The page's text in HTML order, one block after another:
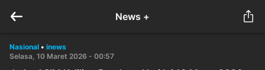
News +
Nasional • inews
Selasa, 10 Maret 2026 - 00:57